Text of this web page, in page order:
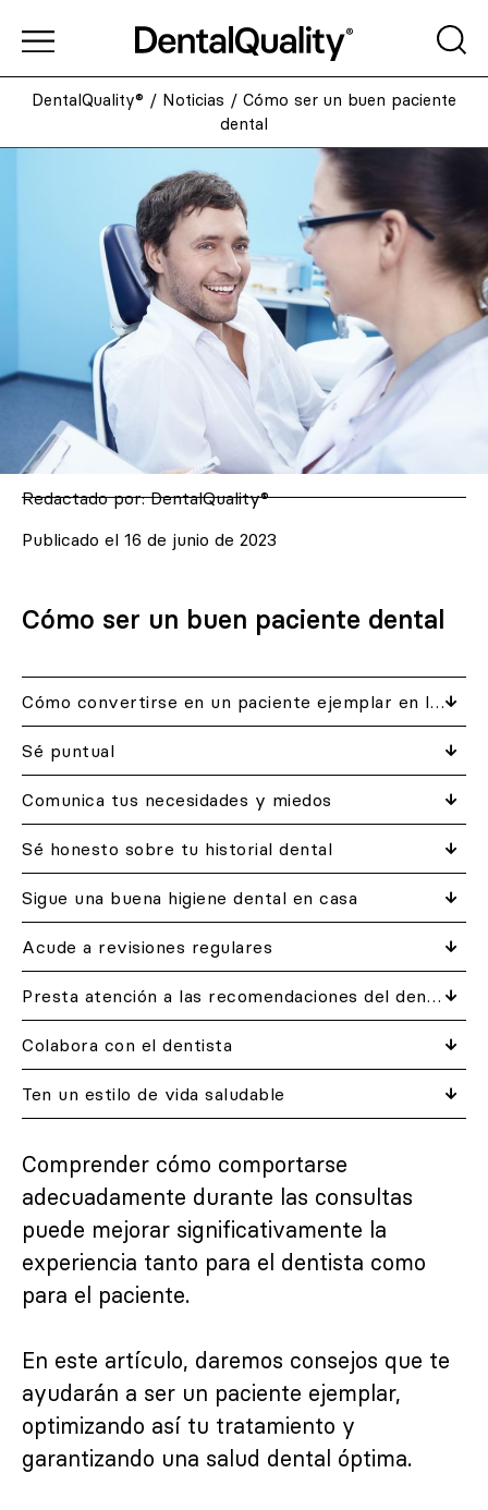
DentalQuality® / Noticias / Cómo ser un buen paciente
dental
Redactado por:DentalQuality®
Publicado el 16 de junio de 2023
Cómo ser un buen paciente dental
Cómo convertirse en un paciente ejemplar en la clínica dental
Sé puntual
Comunica tus necesidades y miedos
Sé honesto sobre tu historial dental
Sigue una buena higiene dental en casa
Acude a revisiones regulares
Presta atención a las recomendaciones del dentista
Colabora con el dentista
Ten un estilo de vida saludable
Comprender cómo comportarse
adecuadamente durante las consultas
puede mejorar significativamente la
experiencia tanto para el dentista como
para el paciente.
En este artículo, daremos consejos que te
ayudarán a ser un paciente ejemplar,
optimizando así tu tratamiento y
garantizando una salud dental óptima.